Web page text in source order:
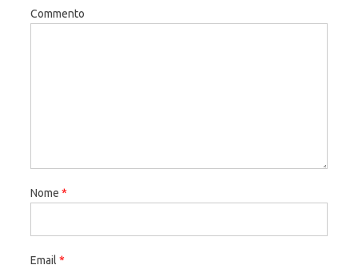
Commento
Nome *
Email *